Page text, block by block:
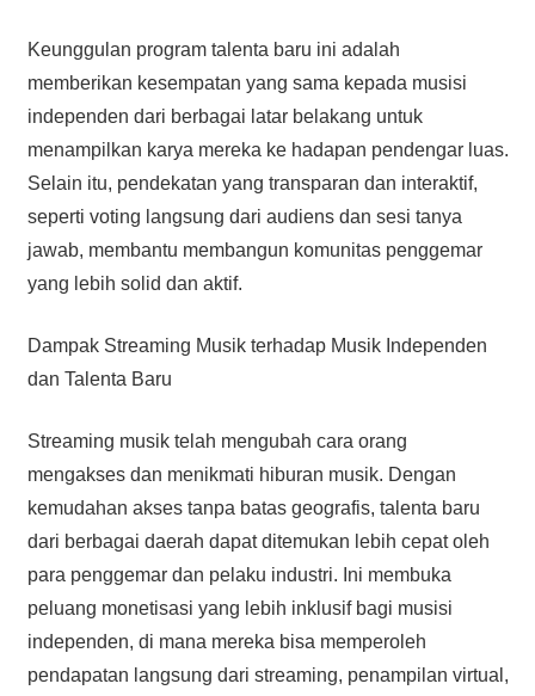
Keunggulan program talenta baru ini adalah
memberikan kesempatan yang sama kepada musisi
independen dari berbagai latar belakang untuk
menampilkan karya mereka ke hadapan pendengar luas.
Selain itu, pendekatan yang transparan dan interaktif,
seperti voting langsung dari audiens dan sesi tanya
jawab, membantu membangun komunitas penggemar
yang lebih solid dan aktif.
Dampak Streaming Musik terhadap Musik Independen
dan Talenta Baru
Streaming musik telah mengubah cara orang
mengakses dan menikmati hiburan musik. Dengan
kemudahan akses tanpa batas geografis, talenta baru
dari berbagai daerah dapat ditemukan lebih cepat oleh
para penggemar dan pelaku industri. Ini membuka
peluang monetisasi yang lebih inklusif bagi musisi
independen, di mana mereka bisa memperoleh
pendapatan langsung dari streaming, penampilan virtual,